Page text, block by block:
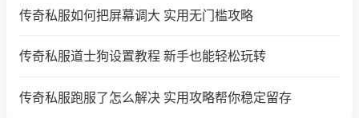
传奇私服如何把屏幕调大 实用无门槛攻略
传奇私服道士狗设置教程 新手也能轻松玩转
传奇私服跑服了怎么解决 实用攻略帮你稳定留存